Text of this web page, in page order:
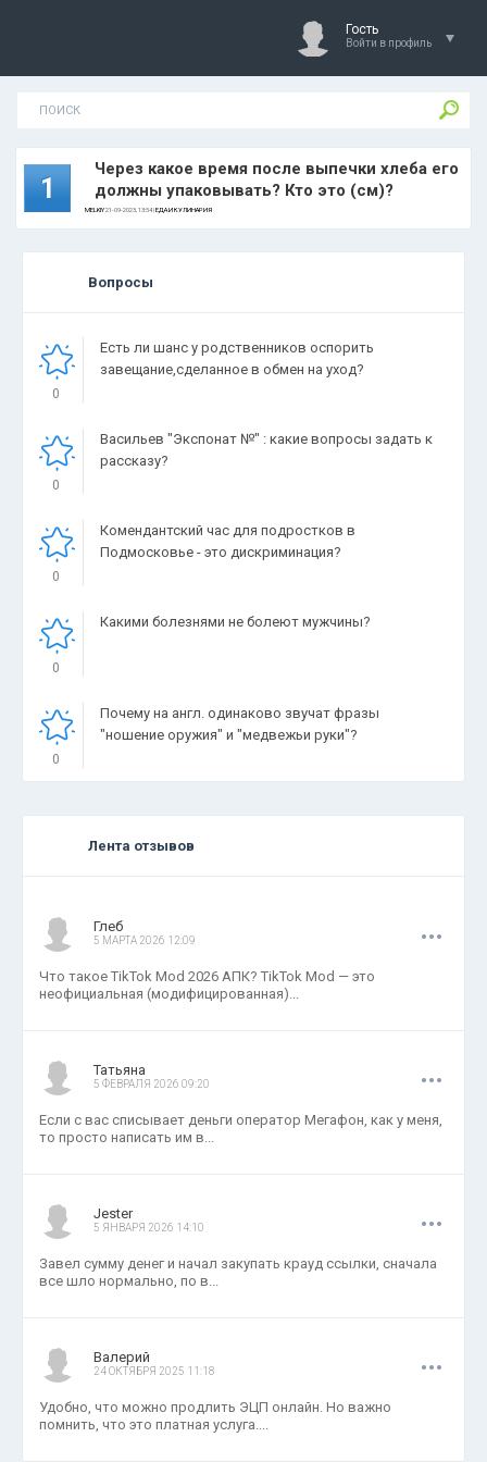
Гость
Войти в профиль
1
Через какое время после выпечки хлеба его
должны упаковывать? Кто это (см)?
MELKIY21-09-2023, 13:54 |ЕДА И КУЛИНАРИЯ
Вопросы
0
Есть ли шанс у родственников оспорить
завещание,сделанное в обмен на уход?
0
Васильев "Экспонат №" : какие вопросы задать к
рассказу?
0
Комендантский час для подростков в
Подмосковье - это дискриминация?
0
Какими болезнями не болеют мужчины?
0
Почему на англ. одинаково звучат фразы
"ношение оружия" и "медвежьи руки"?
Лента отзывов
Глеб
5 МАРТА 2026 12:09 ...
Что такое TikTok Mod 2026 АПК? TikTok Mod — это
неофициальная (модифицированная)...
Татьяна
5 ФЕВРАЛЯ 2026 09:20 ...
Если с вас списывает деньги оператор Мегафон, как у меня,
то просто написать им в...
Jester
5 ЯНВАРЯ 2026 14:10 ...
Завел сумму денег и начал закупать крауд ссылки, сначала
все шло нормально, по в...
Валерий
24 ОКТЯБРЯ 2025 11:18 ...
Удобно, что можно продлить ЭЦП онлайн. Но важно
помнить, что это платная услуга....